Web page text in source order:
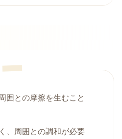
囲との摩擦を生むこと
、周囲との調和が必要